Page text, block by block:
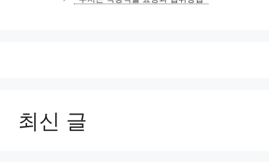
리
최신 글